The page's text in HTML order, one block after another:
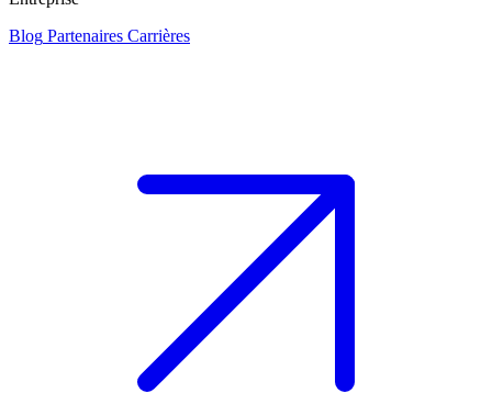
Blog Partenaires Carrières